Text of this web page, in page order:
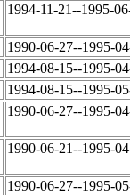
1994-11-21--1995-
1990-06-27--1995-
1994-08-15--1995-
1994-08-15--1995-
1990-06-27--1995-
1990-06-21--1995-
1990-06-27--1995-